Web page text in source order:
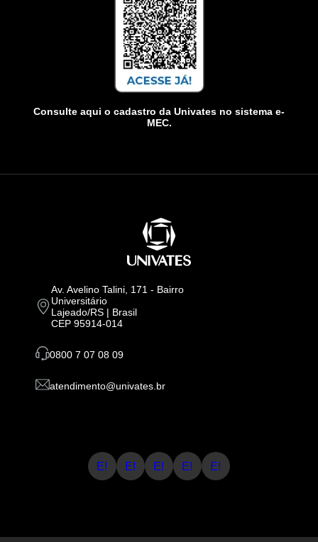
Consulte aqui o cadastro da Univates no sistema e-
MEC.
Av. Avelino Talini, 171 - Bairro
Universitário
Lajeado/RS | Brasil
CEP 95914-014
0800 7 07 08 09
atendimento@univates.br
E! E! E! E! E!